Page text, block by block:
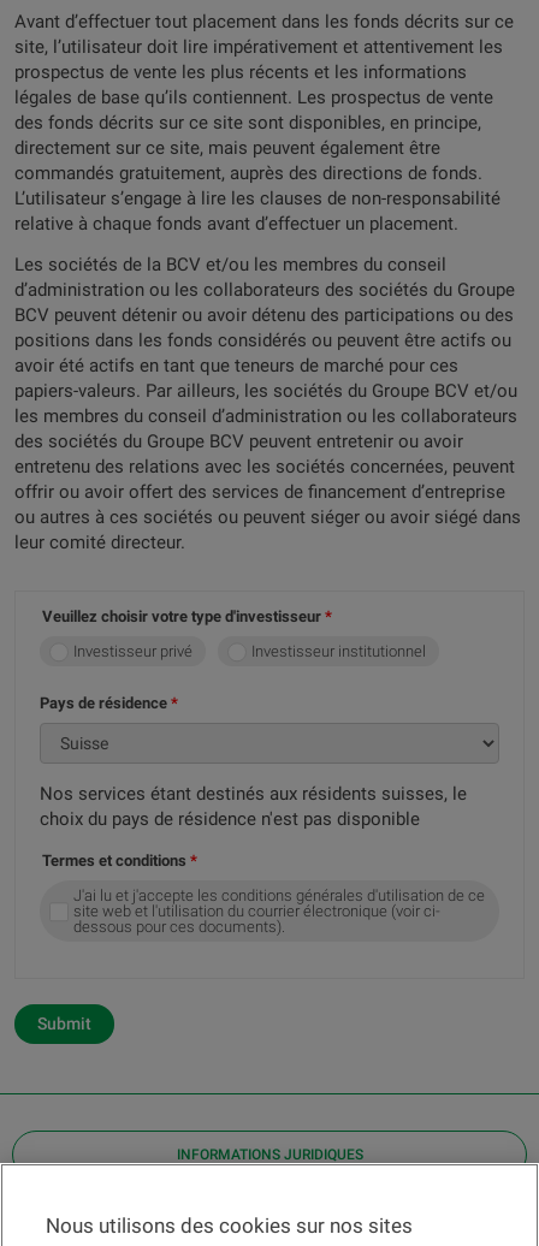
Avant d’effectuer tout placement dans les fonds décrits sur ce
site, l’utilisateur doit lire impérativement et attentivement les
prospectus de vente les plus récents et les informations
légales de base qu’ils contiennent. Les prospectus de vente
des fonds décrits sur ce site sont disponibles, en principe,
directement sur ce site, mais peuvent également être
commandés gratuitement, auprès des directions de fonds.
L’utilisateur s’engage à lire les clauses de non-responsabilité
relative à chaque fonds avant d’effectuer un placement.
Les sociétés de la BCV et/ou les membres du conseil
d’administration ou les collaborateurs des sociétés du Groupe
BCV peuvent détenir ou avoir détenu des participations ou des
positions dans les fonds considérés ou peuvent être actifs ou
avoir été actifs en tant que teneurs de marché pour ces
papiers-valeurs. Par ailleurs, les sociétés du Groupe BCV et/ou
les membres du conseil d’administration ou les collaborateurs
des sociétés du Groupe BCV peuvent entretenir ou avoir
entretenu des relations avec les sociétés concernées, peuvent
offrir ou avoir offert des services de financement d’entreprise
ou autres à ces sociétés ou peuvent siéger ou avoir siégé dans
leur comité directeur.
Veuillez choisir votre type d'investisseur
Investisseur privé
Investisseur institutionnel
Pays de résidence
Nos services étant destinés aux résidents suisses, le
choix du pays de résidence n'est pas disponible
Termes et conditions
J'ai lu et j'accepte les conditions générales d'utilisation de ce
site web et l'utilisation du courrier électronique (voir ci-
dessous pour ces documents).
Submit
INFORMATIONS JURIDIQUES
Contact
Nous utilisons des cookies sur nos sites